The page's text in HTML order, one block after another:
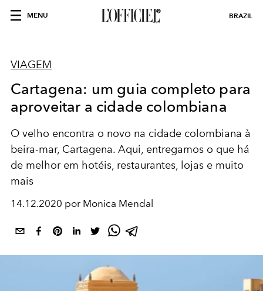
MENU BRAZIL
VIAGEM
Cartagena: um guia completo para
aproveitar a cidade colombiana
O velho encontra o novo na cidade colombiana à
beira-mar, Cartagena. Aqui, entregamos o que há
de melhor em hotéis, restaurantes, lojas e muito
mais
14.12.2020 por Monica Mendal